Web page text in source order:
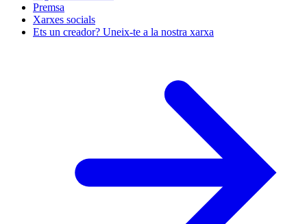
Premsa
Xarxes socials
Ets un creador? Uneix-te a la nostra xarxa